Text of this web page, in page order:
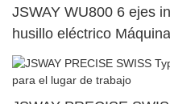
JSWAY WU800 6 ejes
husillo eléctrico
superior dual61